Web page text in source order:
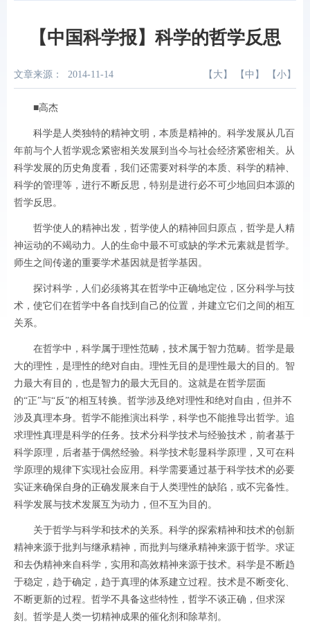
【中国科学报】科学的哲学反思
文章来源： 2014-11-14 【 大 】 【 中 】 【 小 】
■高杰
科学是人类独特的精神文明，本质是精神的。科学发展从几百
年前与个人哲学观念紧密相关发展到当今与社会经济紧密相关。从
科学发展的历史角度看，我们还需要对科学的本质、科学的精神、
科学的管理等，进行不断反思，特别是进行必不可少地回归本源的
哲学反思。
哲学使人的精神出发，哲学使人的精神回归原点，哲学是人精
神运动的不竭动力。人的生命中最不可或缺的学术元素就是哲学。
师生之间传递的重要学术基因就是哲学基因。
探讨科学，人们必须将其在哲学中正确地定位，区分科学与技
术，使它们在哲学中各自找到自己的位置，并建立它们之间的相互
关系。
在哲学中，科学属于理性范畴，技术属于智力范畴。哲学是最
大的理性，是理性的绝对自由。理性无目的是理性最大的目的。智
力最大有目的，也是智力的最大无目的。这就是在哲学层面
的“正”与“反”的相互转换。哲学涉及绝对理性和绝对自由，但并不
涉及真理本身。哲学不能推演出科学，科学也不能推导出哲学。追
求理性真理是科学的任务。技术分科学技术与经验技术，前者基于
科学原理，后者基于偶然经验。科学技术彰显科学原理，又可在科
学原理的规律下实现社会应用。科学需要通过基于科学技术的必要
实证来确保自身的正确发展来自于人类理性的缺陷，或不完备性。
科学发展与技术发展互为动力，但不互为目的。
关于哲学与科学和技术的关系。科学的探索精神和技术的创新
精神来源于批判与继承精神，而批判与继承精神来源于哲学。求证
和去伪精神来自科学，实用和高效精神来源于技术。科学是不断趋
于稳定，趋于确定，趋于真理的体系建立过程。技术是不断变化、
不断更新的过程。哲学不具备这些特性，哲学不谈正确，但求深
刻。哲学是人类一切精神成果的催化剂和除草剂。